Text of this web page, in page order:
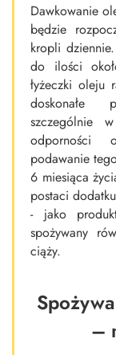
Dawkowanie
będzie
kropli
do ilości
łyżeczki
doskonałe
szczególnie
odporności
podawanie
6 miesiąca
postaci
- jako
spożywany
ciąży.
–